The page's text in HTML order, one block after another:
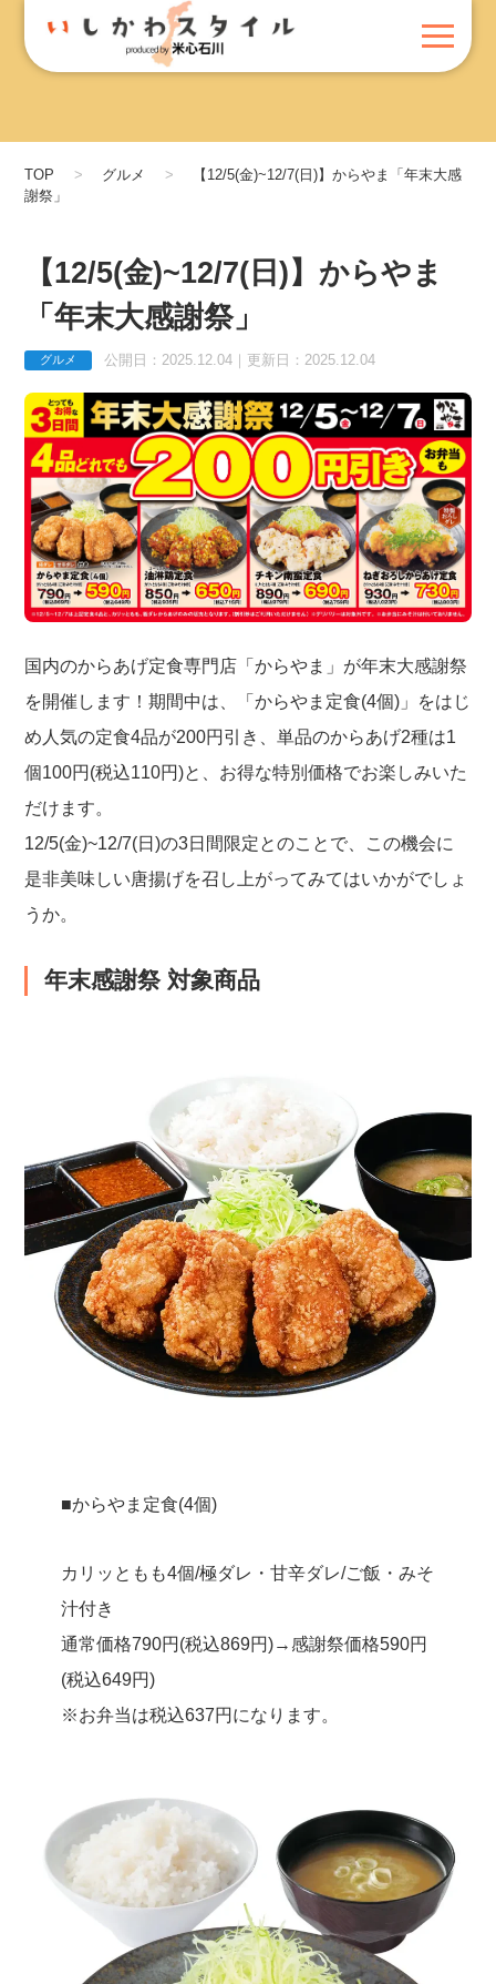
TOP グルメ
【12/5(金)~12/7(日)】からやま「年末大感
謝祭」
【12/5(金)~12/7(日)】からやま
「年末大感謝祭」
グルメ 公開日：2025.12.04｜更新日：2025.12.04
国内のからあげ定食専門店「からやま」が年末大感謝祭
を開催します！期間中は、「からやま定食(4個)」をはじ
め人気の定食4品が200円引き、単品のからあげ2種は1
個100円(税込110円)と、お得な特別価格でお楽しみいた
だけます。
12/5(金)~12/7(日)の3日間限定とのことで、この機会に
是非美味しい唐揚げを召し上がってみてはいかがでしょ
うか。
年末感謝祭 対象商品
■からやま定食(4個)
カリッともも4個/極ダレ・甘辛ダレ/ご飯・みそ
汁付き
通常価格790円(税込869円)→感謝祭価格590円
(税込649円)
※お弁当は税込637円になります。